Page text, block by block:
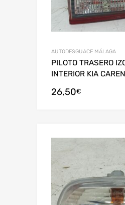
AUTODESGUACE MÁLAGA
PILOTO TRASERO
INTERIOR KIA
26,50€